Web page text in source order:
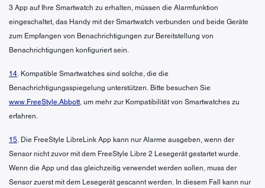
3 App auf Ihre Smartwatch zu erhalten, müssen die Alarmfunktion
eingeschaltet, das Handy mit der Smartwatch verbunden und beide Geräte
zum Empfangen von Benachrichtigungen zur Bereitstellung von
Benachrichtigungen konfiguriert sein.
14. Kompatible Smartwatches sind solche, die die
Benachrichtigungsspiegelung unterstützen. Bitte besuchen Sie
www.FreeStyle.Abbott, um mehr zur Kompatibilität von Smartwatches zu
erfahren.
15. Die FreeStyle LibreLink App kann nur Alarme ausgeben, wenn der
Sensor nicht zuvor mit dem FreeStyle Libre 2 Lesegerät gestartet wurde.
Wenn die App und das gleichzeitig verwendet werden sollen, muss der
Sensor zuerst mit dem Lesegerät gescannt werden. In diesem Fall kann nur